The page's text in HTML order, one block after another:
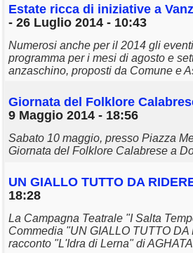
Estate ricca di iniziative a
- 26 Luglio 2014 - 10:43
Numerosi anche per il 2014 gli
programma per i mesi di agosto e
anzaschino, proposti da Comune e
Giornata del Folklore
9 Maggio 2014 - 18:56
Sabato 10 maggio, presso Piazza
Giornata del Folklore Calabrese a
UN GIALLO TUTTO DA
18:28
La Campagna Teatrale "I Salta
Commedia "UN GIALLO TUTTO
racconto "L'Idra di Lerna" di